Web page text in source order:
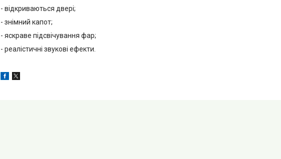
- відкриваються двері;
- знімний капот;
- яскраве підсвічування фар;
- реалістичні звукові ефекти.